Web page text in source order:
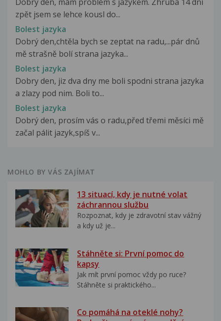
zpět jsem se lehce kousl do...
Bolest jazyka
Dobrý den,chtěla bych se zeptat na radu,...pár dnů
mě strašně bolí strana jazyka...
Bolest jazyka
Dobry den, jiz dva dny me boli spodni strana jazyka
a zlazy pod nim. Boli to...
Bolest jazyka
Dobrý den, prosím vás o radu,před třemi měsíci mě
začal pálit jazyk,spíš v...
MOHLO BY VÁS ZAJÍMAT
13 situací, kdy je nutné volat
záchrannou službu
Rozpoznat, kdy je zdravotní stav vážný
a kdy už je...
Stáhněte si: První pomoc do
kapsy
Jak mít první pomoc vždy po ruce?
Stáhněte si praktického...
Co pomáhá na oteklé nohy?